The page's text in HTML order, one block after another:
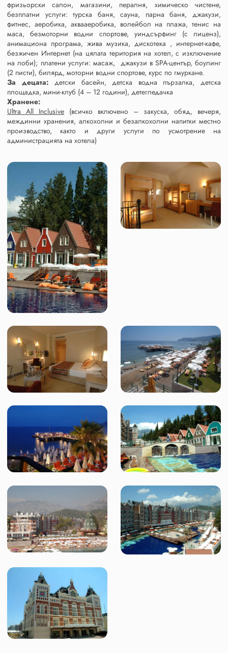
фризьорски салон, магазини, пералня, химическо чистене,
безплатни услуги: турска баня, сауна, парна баня, джакузи,
фитнес, аеробика, аквааеробика, волейбол на плажа, тенис на
маса, безмоторни водни спортове, уиндсърфинг (с лиценз),
анимациона програма, жива музика, дискотека , интернет-кафе,
безжичен Интернет (на цялата територия на хотел, с изключение
на лоби); платени услуги: масаж, джакузи в SPA-център, боулинг
(2 писти), билярд, моторни водни спортове, курс по гмуркане.
За децата: детски басейн, детска водна пързалка, детска
площадка, мини-клуб (4 – 12 години), детегледачка
Хранене:
Ultra All Inclusive (всичко включено – закуска, обяд, вечеря,
междинни хранения, алкохолни и безалкохолни напитки местно
производство, както и други услуги по усмотрение на
администрацията на хотела)